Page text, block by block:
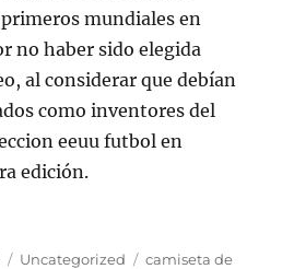
mundiales en
no haber sido elegida
al considerar que debían
como inventores del
eeuu futbol en
edición.
Categorías
Uncategorized Etiquetas
camiseta de